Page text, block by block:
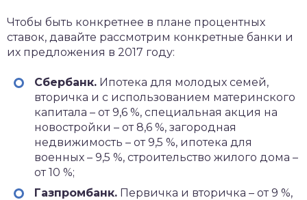
Чтобы быть конкретнее в плане процентных
ставок, давайте рассмотрим конкретные банки и
их предложения в 2017 году:
Сбербанк. Ипотека для молодых семей,
вторичка и с использованием материнского
капитала – от 9,6 %, специальная акция на
новостройки – от 8,6 %, загородная
недвижимость – от 9,5 %, ипотека для
военных – 9,5 %, строительство жилого дома –
от 10 %;
Газпромбанк. Первичка и вторичка – от 9 %,